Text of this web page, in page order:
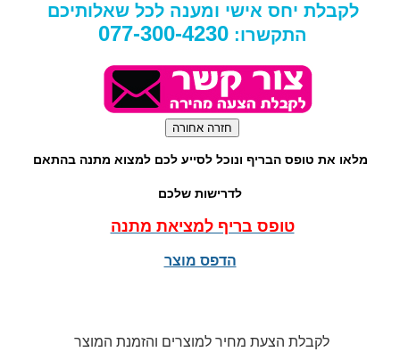
לקבלת יחס אישי ומענה לכל שאלותיכם
התקשרו: 077-300-4230
מלאו את טופס הבריף ונוכל לסייע לכם למצוא מתנה בהתאם
לדרישות שלכם
טופס בריף למציאת מתנה
הדפס מוצר
לקבלת הצעת מחיר למוצרים והזמנת המוצר